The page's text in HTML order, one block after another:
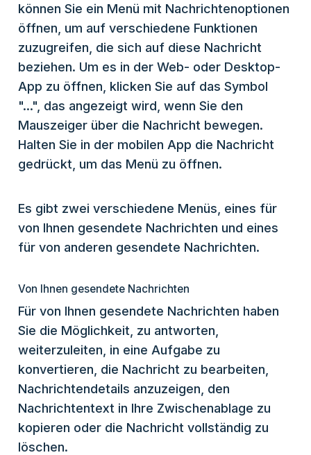
können Sie ein Menü mit Nachrichtenoptionen
öffnen, um auf verschiedene Funktionen
zuzugreifen, die sich auf diese Nachricht
beziehen. Um es in der Web- oder Desktop-
App zu öffnen, klicken Sie auf das Symbol
"...", das angezeigt wird, wenn Sie den
Mauszeiger über die Nachricht bewegen.
Halten Sie in der mobilen App die Nachricht
gedrückt, um das Menü zu öffnen.
Es gibt zwei verschiedene Menüs, eines für
von Ihnen gesendete Nachrichten und eines
für von anderen gesendete Nachrichten.
Von Ihnen gesendete Nachrichten
Für von Ihnen gesendete Nachrichten haben
Sie die Möglichkeit, zu antworten,
weiterzuleiten, in eine Aufgabe zu
konvertieren, die Nachricht zu bearbeiten,
Nachrichtendetails anzuzeigen, den
Nachrichtentext in Ihre Zwischenablage zu
kopieren oder die Nachricht vollständig zu
löschen.